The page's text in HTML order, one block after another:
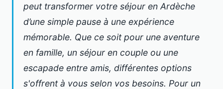
peut transformer votre séjour en Ardèche
d’une simple pause à une expérience
mémorable. Que ce soit pour une aventure
en famille, un séjour en couple ou une
escapade entre amis, différentes options
s'offrent à vous selon vos besoins. Pour un